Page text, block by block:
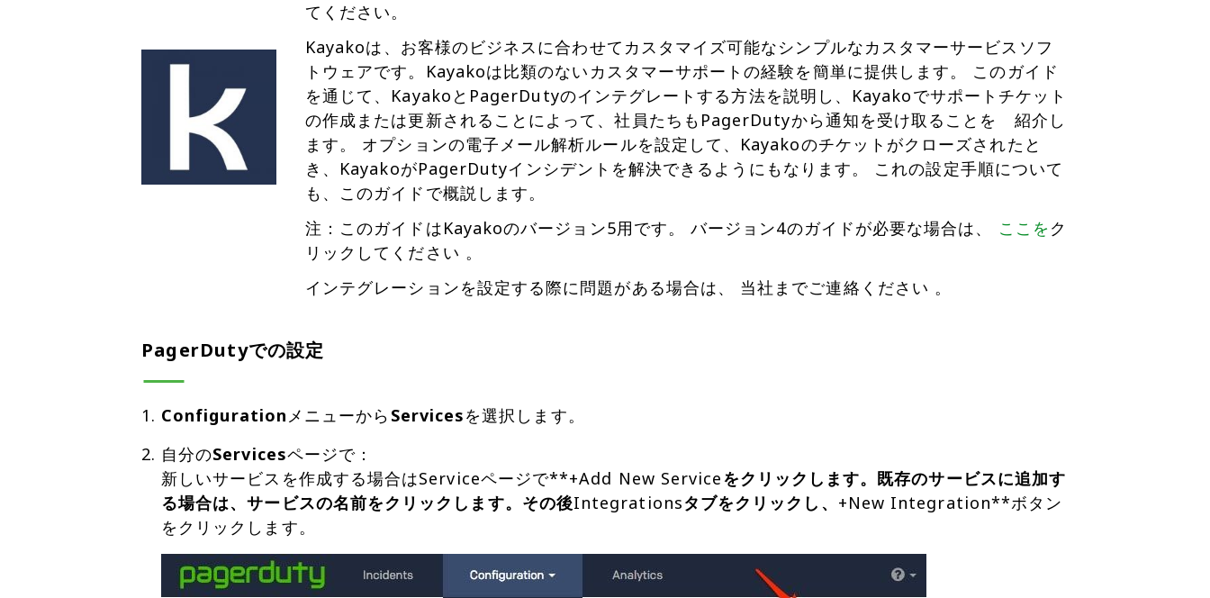
てください。
Kayakoは、お客様のビジネスに合わせてカスタマイズ可能なシンプルなカスタマーサービスソフ
トウェアです。Kayakoは比類のないカスタマーサポートの経験を簡単に提供します。 このガイド
を通じて、KayakoとPagerDutyのインテグレートする方法を説明し、Kayakoでサポートチケット
の作成または更新されることによって、社員たちもPagerDutyから通知を受け取ることを 紹介し
ます。 オプションの電子メール解析ルールを設定して、Kayakoのチケットがクローズされたと
き、KayakoがPagerDutyインシデントを解決できるようにもなります。 これの設定手順について
も、このガイドで概説します。
注：このガイドはKayakoのバージョン5用です。 バージョン4のガイドが必要な場合は、 ここを ク
リックしてください 。
インテグレーションを設定する際に問題がある場合は、 当社までご連絡ください 。
PagerDutyでの設定
Configurationメニューから Servicesを選択します。
自分のServicesページで：
新しいサービスを作成する場合はServiceページで**+Add New Serviceをクリックします。既存のサービスに追加す
る場合は、サービスの名前をクリックします。その後Integrationsタブをクリックし、 +New Integration**ボタン